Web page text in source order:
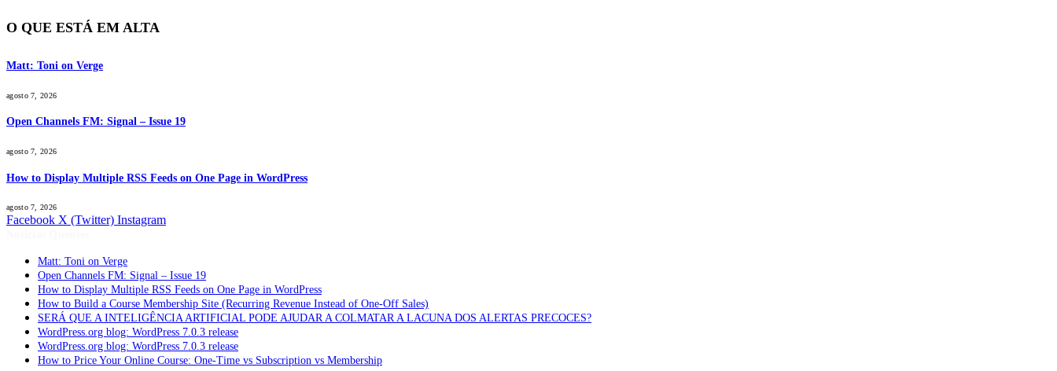
O QUE ESTÁ EM ALTA
Matt: Toni on Verge
agosto 7, 2026
Open Channels FM: Signal – Issue 19
agosto 7, 2026
How to Display Multiple RSS Feeds on One Page in WordPress
agosto 7, 2026
Facebook X (Twitter) Instagram
Matt: Toni on Verge
Open Channels FM: Signal – Issue 19
How to Display Multiple RSS Feeds on One Page in WordPress
How to Build a Course Membership Site (Recurring Revenue Instead of One-Off Sales)
SERÁ QUE A INTELIGÊNCIA ARTIFICIAL PODE AJUDAR A COLMATAR A LACUNA DOS ALERTAS PRECOCES?
WordPress.org blog: WordPress 7.0.3 release
WordPress.org blog: WordPress 7.0.3 release
How to Price Your Online Course: One-Time vs Subscription vs Membership